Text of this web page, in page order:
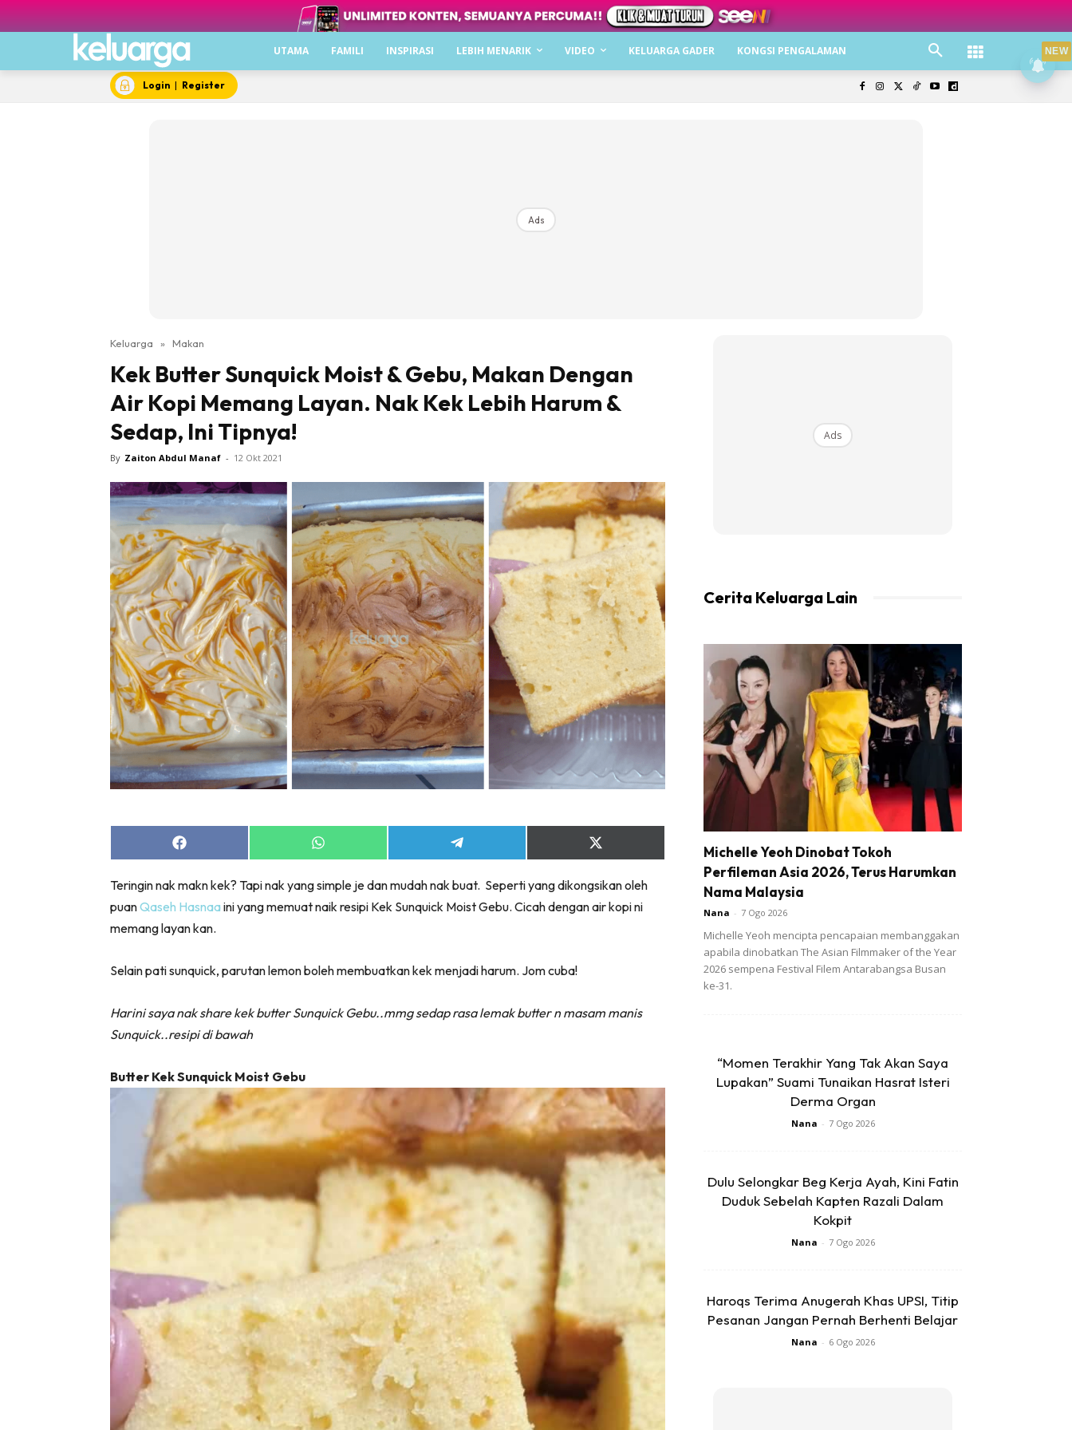
UTAMA FAMILI INSPIRASI LEBIH MENARIK VIDEO KELUARGA GADER KONGSI PENGALAMAN
Login | Register
Ads
Keluarga » Makan
Kek Butter Sunquick Moist & Gebu, Makan Dengan
Air Kopi Memang Layan. Nak Kek Lebih Harum &
Sedap, Ini Tipnya!
By Zaiton Abdul Manaf - 12 Okt 2021
Share
on
Share
on
Share
on
Share
on
(Twitter)
Teringin nak makn kek? Tapi nak yang simple je dan mudah nak buat. Seperti yang dikongsikan oleh
puanQaseh Hasnaaini yang memuat naik resipi Kek Sunquick Moist Gebu. Cicah dengan air kopi ni
memang layan kan.
Selain pati sunquick, parutan lemon boleh membuatkan kek menjadi harum. Jom cuba!
Harini saya nak share kek butter Sunquick Gebu..mmg sedap rasa lemak butter n masam manis
Sunquick..resipi di bawah
Butter Kek Sunquick Moist Gebu
Ads
Cerita Keluarga Lain
Michelle Yeoh Dinobat Tokoh
Perfileman Asia 2026, Terus Harumkan
Nama Malaysia
Nana - 7 Ogo 2026
Michelle Yeoh mencipta pencapaian membanggakan
apabila dinobatkan The Asian Filmmaker of the Year
2026 sempena Festival Filem Antarabangsa Busan
ke-31.
“Momen Terakhir Yang Tak Akan Saya
Lupakan” Suami Tunaikan Hasrat Isteri
Derma Organ
Nana - 7 Ogo 2026
Dulu Selongkar Beg Kerja Ayah, Kini Fatin
Duduk Sebelah Kapten Razali Dalam
Kokpit
Nana - 7 Ogo 2026
Haroqs Terima Anugerah Khas UPSI, Titip
Pesanan Jangan Pernah Berhenti Belajar
Nana - 6 Ogo 2026
NEW